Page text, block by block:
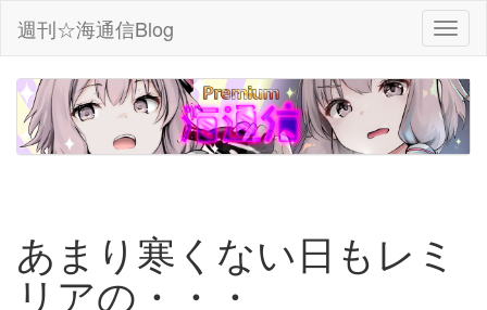
週刊☆海通信Blog
あまり寒くない日もレミ
リアの・・・